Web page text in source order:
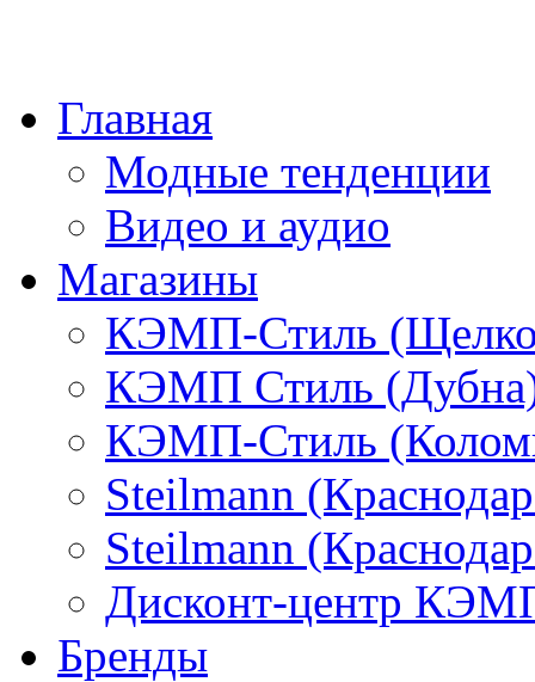
Главная
Модные тенденции
Видео и аудио
Магазины
КЭМП-Стиль
КЭМП Стиль
КЭМП-Стиль
Steilmann
Steilmann
Дисконт-центр
Бренды